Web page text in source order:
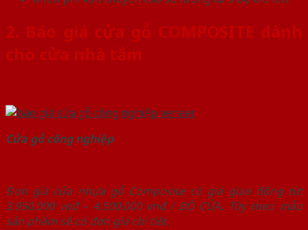
2. Báo giá cửa gỗ COMPOSITE dành
cho cửa nhà tắm
Cửa gỗ công nghiệp
Đơn giá cửa nhựa gỗ Composite có giá giao động từ:
3.950.000 vnđ – 4.500.000 vnđ / BỘ CỬA. Tùy theo mẫu
sản phẩm sẽ có đơn giá chi tiết.